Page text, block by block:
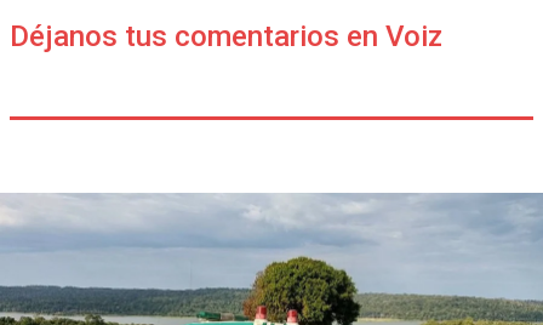
Déjanos tus comentarios en Voiz